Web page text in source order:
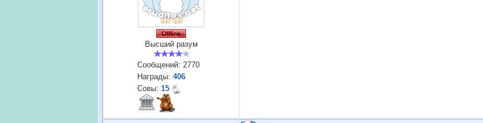
Высший разум
Сообщений: 2770
Награды: 406
Совы: 15